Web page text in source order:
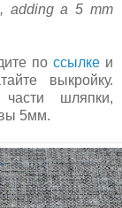
adding a 5 mm
по ссылке и
выкройку.
шляпки,
5мм.